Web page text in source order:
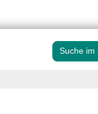
Suche im